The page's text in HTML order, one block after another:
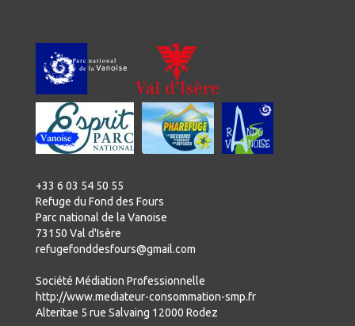
+33 6 03 54 50 55
Refuge du Fond des Fours
Parc national de la Vanoise
73150 Val d'Isère
refugefonddesfours@gmail.com
Société Médiation Professionnelle
http://www.mediateur-consommation-smp.fr
Alteritae 5 rue Salvaing 12000 Rodez